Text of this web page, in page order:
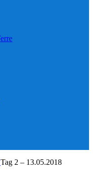
Tag 2 – 13.05.2018